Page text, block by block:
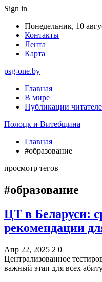
Sign in
Понедельник, 10
Контакты
Лента
Карта
psg-one.by
Главная
В мире
Публикации
Полоцк и Витебщина
Главная
#образование
просмотр тегов
#образование
ЦТ в Беларуси:
рекомендации
Апр 22, 2025 2 0
Централизованное
важный этап для всех